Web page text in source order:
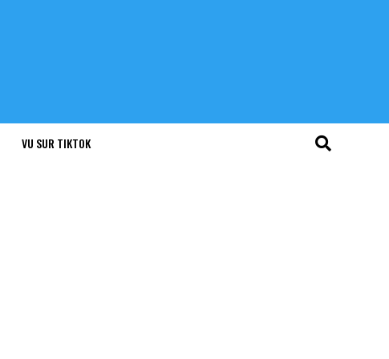
VU SUR TIKTOK